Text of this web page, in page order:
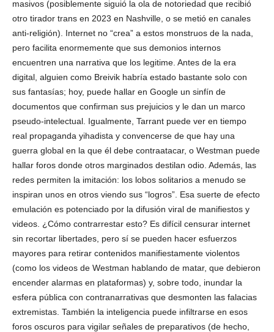
masivos (posiblemente siguió la ola de notoriedad que recibió
otro tirador trans en 2023 en Nashville, o se metió en canales
anti-religión). Internet no “crea” a estos monstruos de la nada,
pero facilita enormemente que sus demonios internos
encuentren una narrativa que los legitime. Antes de la era
digital, alguien como Breivik habría estado bastante solo con
sus fantasías; hoy, puede hallar en Google un sinfín de
documentos que confirman sus prejuicios y le dan un marco
pseudo-intelectual. Igualmente, Tarrant puede ver en tiempo
real propaganda yihadista y convencerse de que hay una
guerra global en la que él debe contraatacar, o Westman puede
hallar foros donde otros marginados destilan odio. Además, las
redes permiten la imitación: los lobos solitarios a menudo se
inspiran unos en otros viendo sus “logros”. Esa suerte de efecto
emulación es potenciado por la difusión viral de manifiestos y
videos. ¿Cómo contrarrestar esto? Es difícil censurar internet
sin recortar libertades, pero sí se pueden hacer esfuerzos
mayores para retirar contenidos manifiestamente violentos
(como los videos de Westman hablando de matar, que debieron
encender alarmas en plataformas) y, sobre todo, inundar la
esfera pública con contranarrativas que desmonten las falacias
extremistas. También la inteligencia puede infiltrarse en esos
foros oscuros para vigilar señales de preparativos (de hecho,